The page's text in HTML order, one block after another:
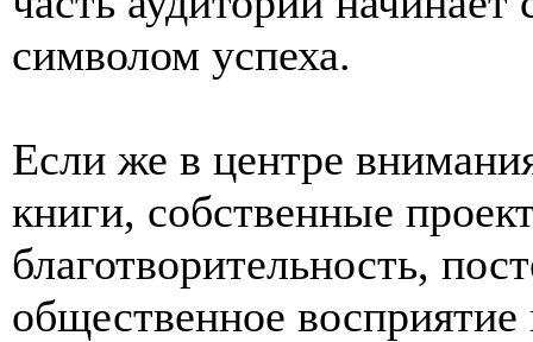
символом успеха.
Если же в центре
книги, собственные
благотворительность,
общественное